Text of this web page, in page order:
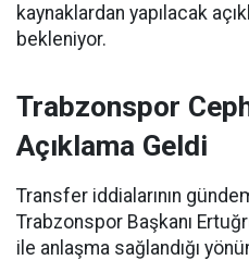
kaynaklardan yapılacak
bekleniyor.
Trabzonspor
Açıklama Geldi
Transfer iddialarının
Trabzonspor Başkanı
ile anlaşma sağlandığı